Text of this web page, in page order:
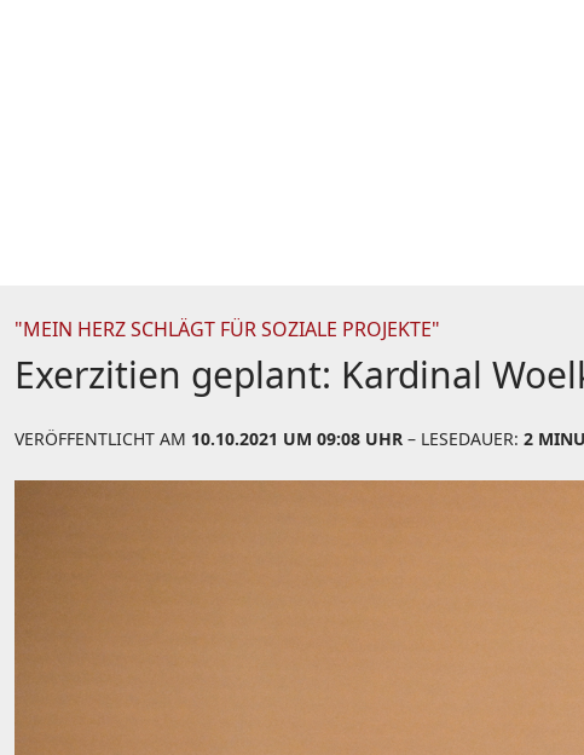
"MEIN HERZ SCHLÄGT FÜR SOZIALE PROJEKTE"
Exerzitien geplant: Kardinal
VERÖFFENTLICHT AM 10.10.2021 UM 09:08 UHR – LESEDAUER: 2